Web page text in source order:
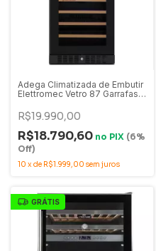
Adega Climatizada de Embutir
Elettromec Vetro 87 Garrafas
2VPA
R$19.990,00
R$18.790,60 no PIX (6%
Off)
10 x de R$1.999,00 sem juros
GRÁTIS